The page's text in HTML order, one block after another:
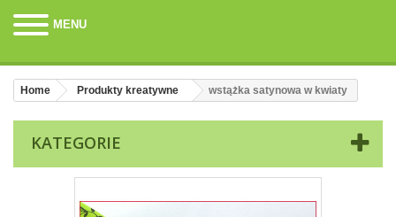
MENU
Home Produkty kreatywne wstążka satynowa w kwiaty
KATEGORIE